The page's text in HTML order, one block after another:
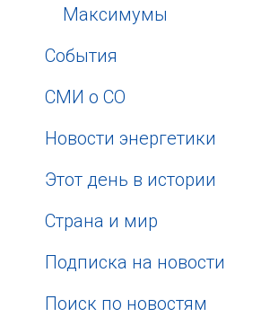
Максимумы
События
СМИ о СО
Новости энергетики
Этот день в истории
Страна и мир
Подписка на новости
Поиск по новостям